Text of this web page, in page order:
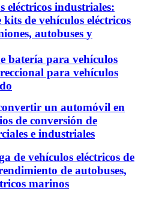
eléctricos industriales:
kits de vehículos eléctricos
autobuses y
batería para vehículos
para vehículos
un automóvil en
de conversión de
e industriales
de vehículos eléctricos de
de autobuses,
marinos